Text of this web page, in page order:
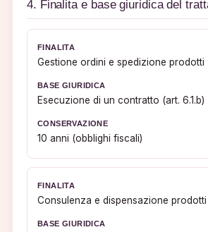
4. Finalita e base giuridica del
Gestione ordini e spedizione prodotti
Esecuzione di un contratto (art. 6.1.b)
10 anni (obblighi fiscali)
Consulenza e dispensazione prodotti